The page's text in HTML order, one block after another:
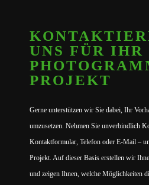
UNS FÜR IHR
PROJEKT
Gerne unterstützen wir Sie dabei, Ihr
umzusetzen. Nehmen Sie unverbindlich
Kontaktformular, Telefon oder E-Mail –
Projekt. Auf dieser Basis erstellen wir
und zeigen Ihnen, welche Möglichkeiten